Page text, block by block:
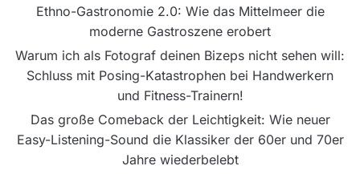
Ethno-Gastronomie 2.0: Wie das Mittelmeer die
moderne Gastroszene erobert
Warum ich als Fotograf deinen Bizeps nicht sehen will:
Schluss mit Posing-Katastrophen bei Handwerkern
und Fitness-Trainern!
Das große Comeback der Leichtigkeit: Wie neuer
Easy-Listening-Sound die Klassiker der 60er und 70er
Jahre wiederbelebt